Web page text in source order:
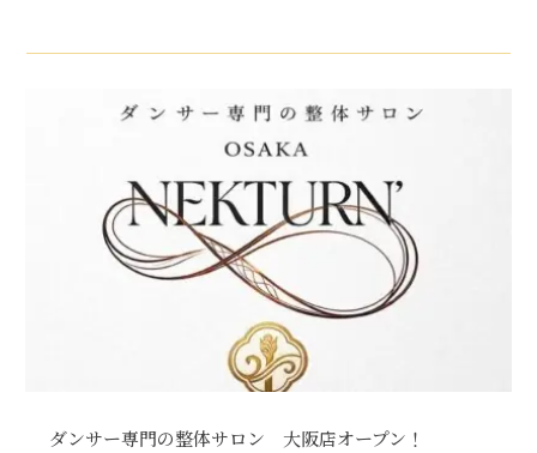
ダンサー専門の整体サロン 大阪店オープン！